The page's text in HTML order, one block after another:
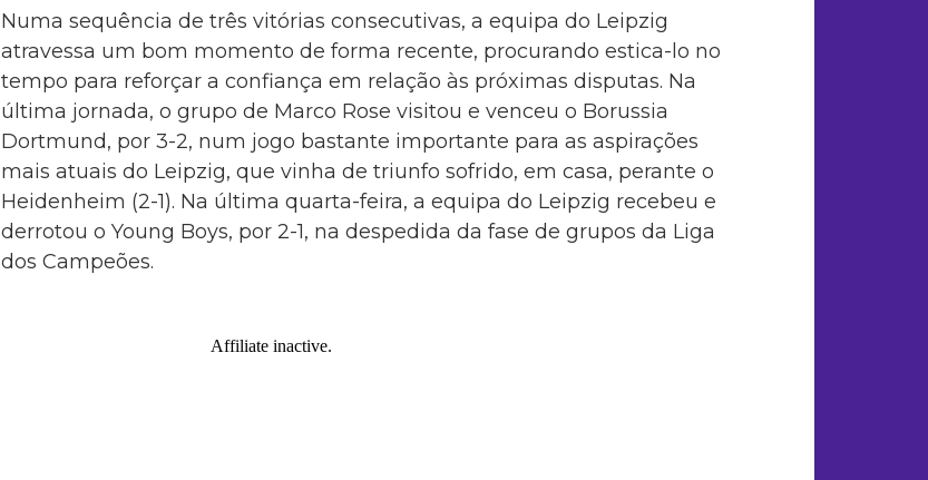
Numa sequência de três vitórias consecutivas, a equipa do Leipzig
atravessa um bom momento de forma recente, procurando estica-lo no
tempo para reforçar a confiança em relação às próximas disputas. Na
última jornada, o grupo de Marco Rose visitou e venceu o Borussia
Dortmund, por 3-2, num jogo bastante importante para as aspirações
mais atuais do Leipzig, que vinha de triunfo sofrido, em casa, perante o
Heidenheim (2-1). Na última quarta-feira, a equipa do Leipzig recebeu e
derrotou o Young Boys, por 2-1, na despedida da fase de grupos da Liga
dos Campeões.